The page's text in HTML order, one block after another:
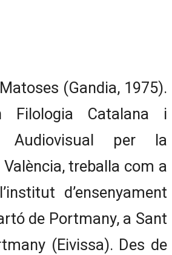
(Gandia, 1975).
Filologia Catalana i
Audiovisual per la
treballa com a
d’ensenyament
de Portmany, a Sant
(Eivissa). Des de